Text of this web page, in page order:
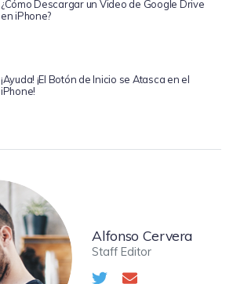
¿Cómo Descargar un Video de Google Drive
en iPhone?
¡Ayuda! ¡El Botón de Inicio se Atasca en el
iPhone!
Alfonso Cervera
Staff Editor